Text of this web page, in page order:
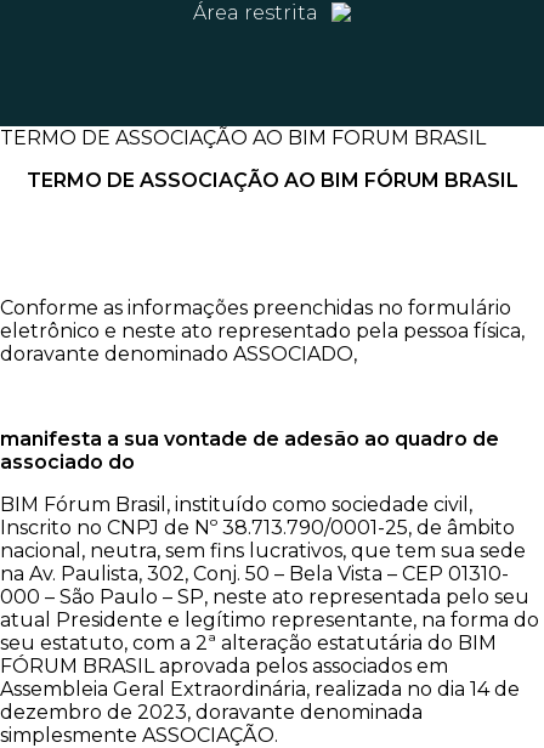
Área restrita
TERMO DE ASSOCIAÇÃO AO BIM FORUM BRASIL
TERMO DE ASSOCIAÇÃO AO BIM FÓRUM BRASIL
Conforme as informações preenchidas no formulário
eletrônico e neste ato representado pela pessoa física,
doravante denominado ASSOCIADO,
manifesta a sua vontade de adesão ao quadro de
associado do
BIM Fórum Brasil, instituído como sociedade civil,
Inscrito no CNPJ de Nº 38.713.790/0001-25, de âmbito
nacional, neutra, sem fins lucrativos, que tem sua sede
na Av. Paulista, 302, Conj. 50 – Bela Vista – CEP 01310-
000 – São Paulo – SP, neste ato representada pelo seu
atual Presidente e legítimo representante, na forma do
seu estatuto, com a 2ª alteração estatutária do BIM
FÓRUM BRASIL aprovada pelos associados em
Assembleia Geral Extraordinária, realizada no dia 14 de
dezembro de 2023, doravante denominada
simplesmente ASSOCIAÇÃO.